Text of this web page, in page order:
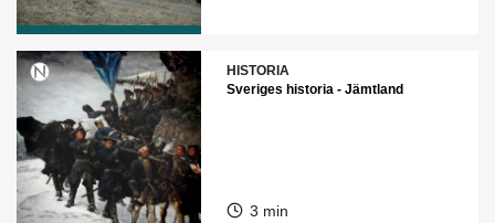
HISTORIA
Sveriges historia - Jämtland
3 min